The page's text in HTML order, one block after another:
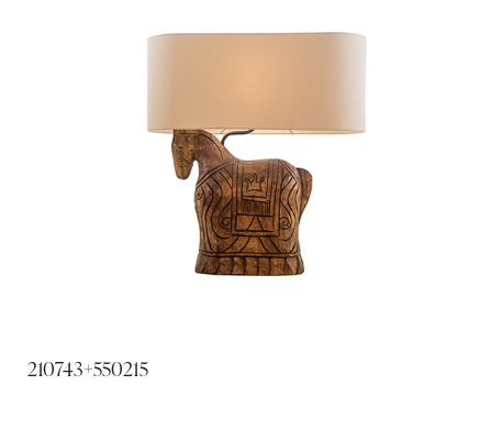
210743+550215